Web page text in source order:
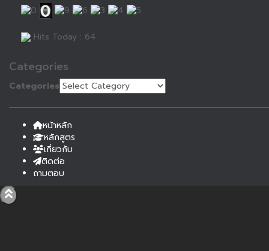
Hits Today : 64
Categories
Categories
หน้าหลัก
หลักสูตร
เกี่ยวกับ
ติดต่อ
ถามตอบ